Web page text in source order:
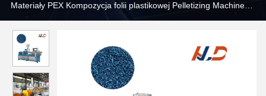
Materiały PEX Kompozycja folii plastikowej Pelletizing Machine